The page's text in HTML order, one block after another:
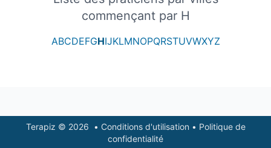
commençant par H
ABCDEFGHIJKLMNOPQRSTUVWXYZ
FooterTerapiz © 2026 • Conditions d'utilisation • Politique de
confidentialité